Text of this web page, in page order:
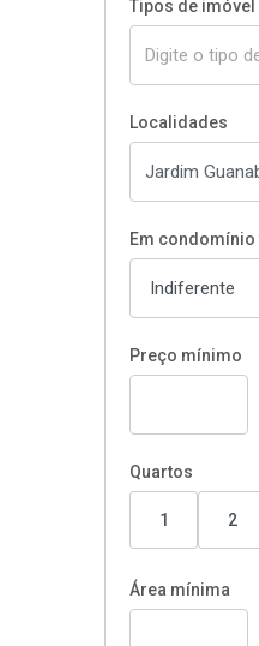
Tipos de imóvel
Localidades
Em
Preço mínimo
Quartos
1 2
Área mínima